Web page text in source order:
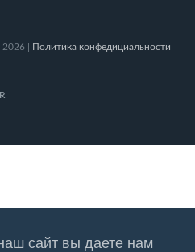
сайт вы даете нам
2026 | Политика конфедициальности